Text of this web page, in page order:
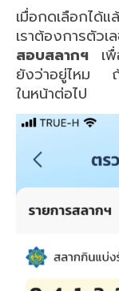
เมื่อกดเลือกได้
เราต้องการตัว
สอบสลากฯ เ
ยังว่าอยู่ไหม ถ้
ในหน้าต่อไป